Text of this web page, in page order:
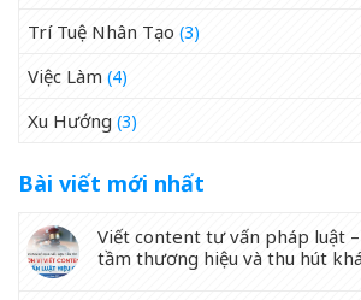
Trí Tuệ Nhân Tạo (3)
Việc Làm (4)
Xu Hướng (3)
Bài viết mới nhất
Viết content tư vấn pháp luật
tầm thương hiệu và thu hút